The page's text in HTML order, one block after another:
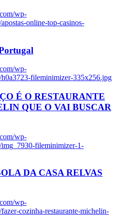
wp-
online-top-casinos-
wp-
fileminimizer-335x256.jpg
É O RESTAURANTE
QUE O VAI BUSCAR
wp-
img_7930-fileminimizer-1-
DA CASA RELVAS
wp-
cozinha-restaurante-michelin-